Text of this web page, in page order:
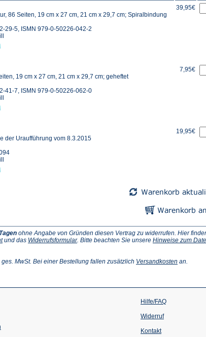
86 Seiten, 19 cm x 27 cm, 21 cm x 29,7 cm; Spiralbindung
29-5, ISMN 979-0-50226-042-2
39,95€
19 cm x 27 cm, 21 cm x 29,7 cm; geheftet
41-7, ISMN 979-0-50226-062-0
7,95€
der Uraufführung vom 8.3.2015
19,95€
ohne Angabe von Gründen diesen Vertrag zu widerrufen. Hier
(Öffnet
neuen
und das Widerrufsformular(Öffnet
neuen
. Bitte beachten Sie unsere Hinweise zum
MwSt. Bei einer Bestellung fallen zusätzlich Versandkosten (Öffnet
Tab)
an.
Hilfe/FAQ
Widerruf
Kontakt